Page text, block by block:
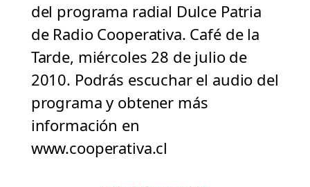
del programa radial Dulce Patria
de Radio Cooperativa. Café de la
Tarde, miércoles 28 de julio de
2010. Podrás escuchar el audio del
programa y obtener más
información en
www.cooperativa.cl